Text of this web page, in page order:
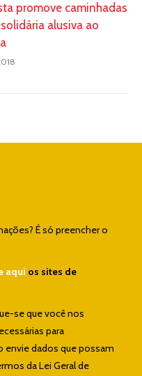
promove caminhadas
alusiva ao
É só preencher o
aqui os sites de
se que você nos
para
envie dados que possam
da Lei Geral de